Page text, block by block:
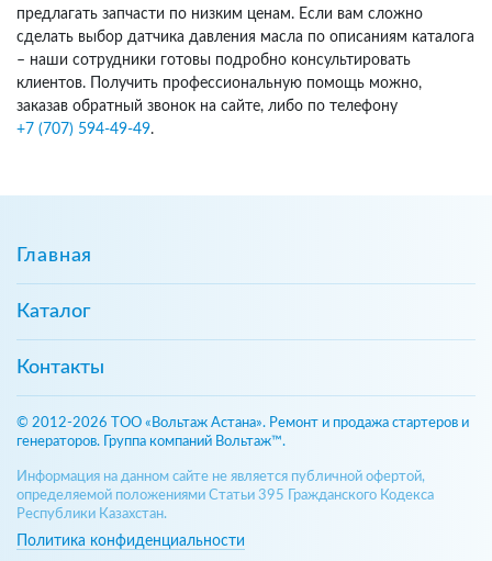
предлагать запчасти по низким ценам. Если вам сложно
сделать выбор датчика давления масла по описаниям каталога
– наши сотрудники готовы подробно консультировать
клиентов. Получить профессиональную помощь можно,
заказав обратный звонок на сайте, либо по телефону
+7 (707) 594-49-49.
Главная
Каталог
Контакты
© 2012-2026 ТОО «Вольтаж Астана». Ремонт и продажа стартеров и
генераторов. Группа компаний Вольтаж™.
Информация на данном сайте не является публичной офертой,
определяемой положениями Статьи 395 Гражданского Кодекса
Республики Казахстан.
Политика конфиденциальности